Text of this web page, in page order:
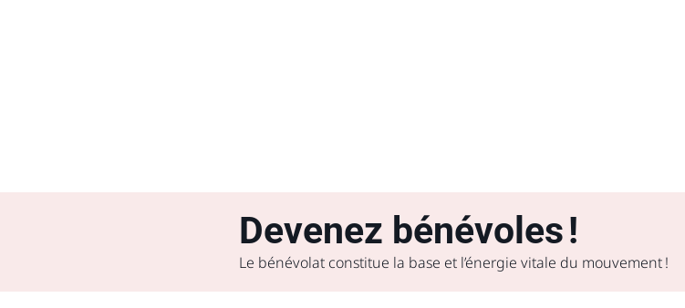
Devenez bénévoles !
Le bénévolat constitue la base et l’énergie vitale du mouvement !